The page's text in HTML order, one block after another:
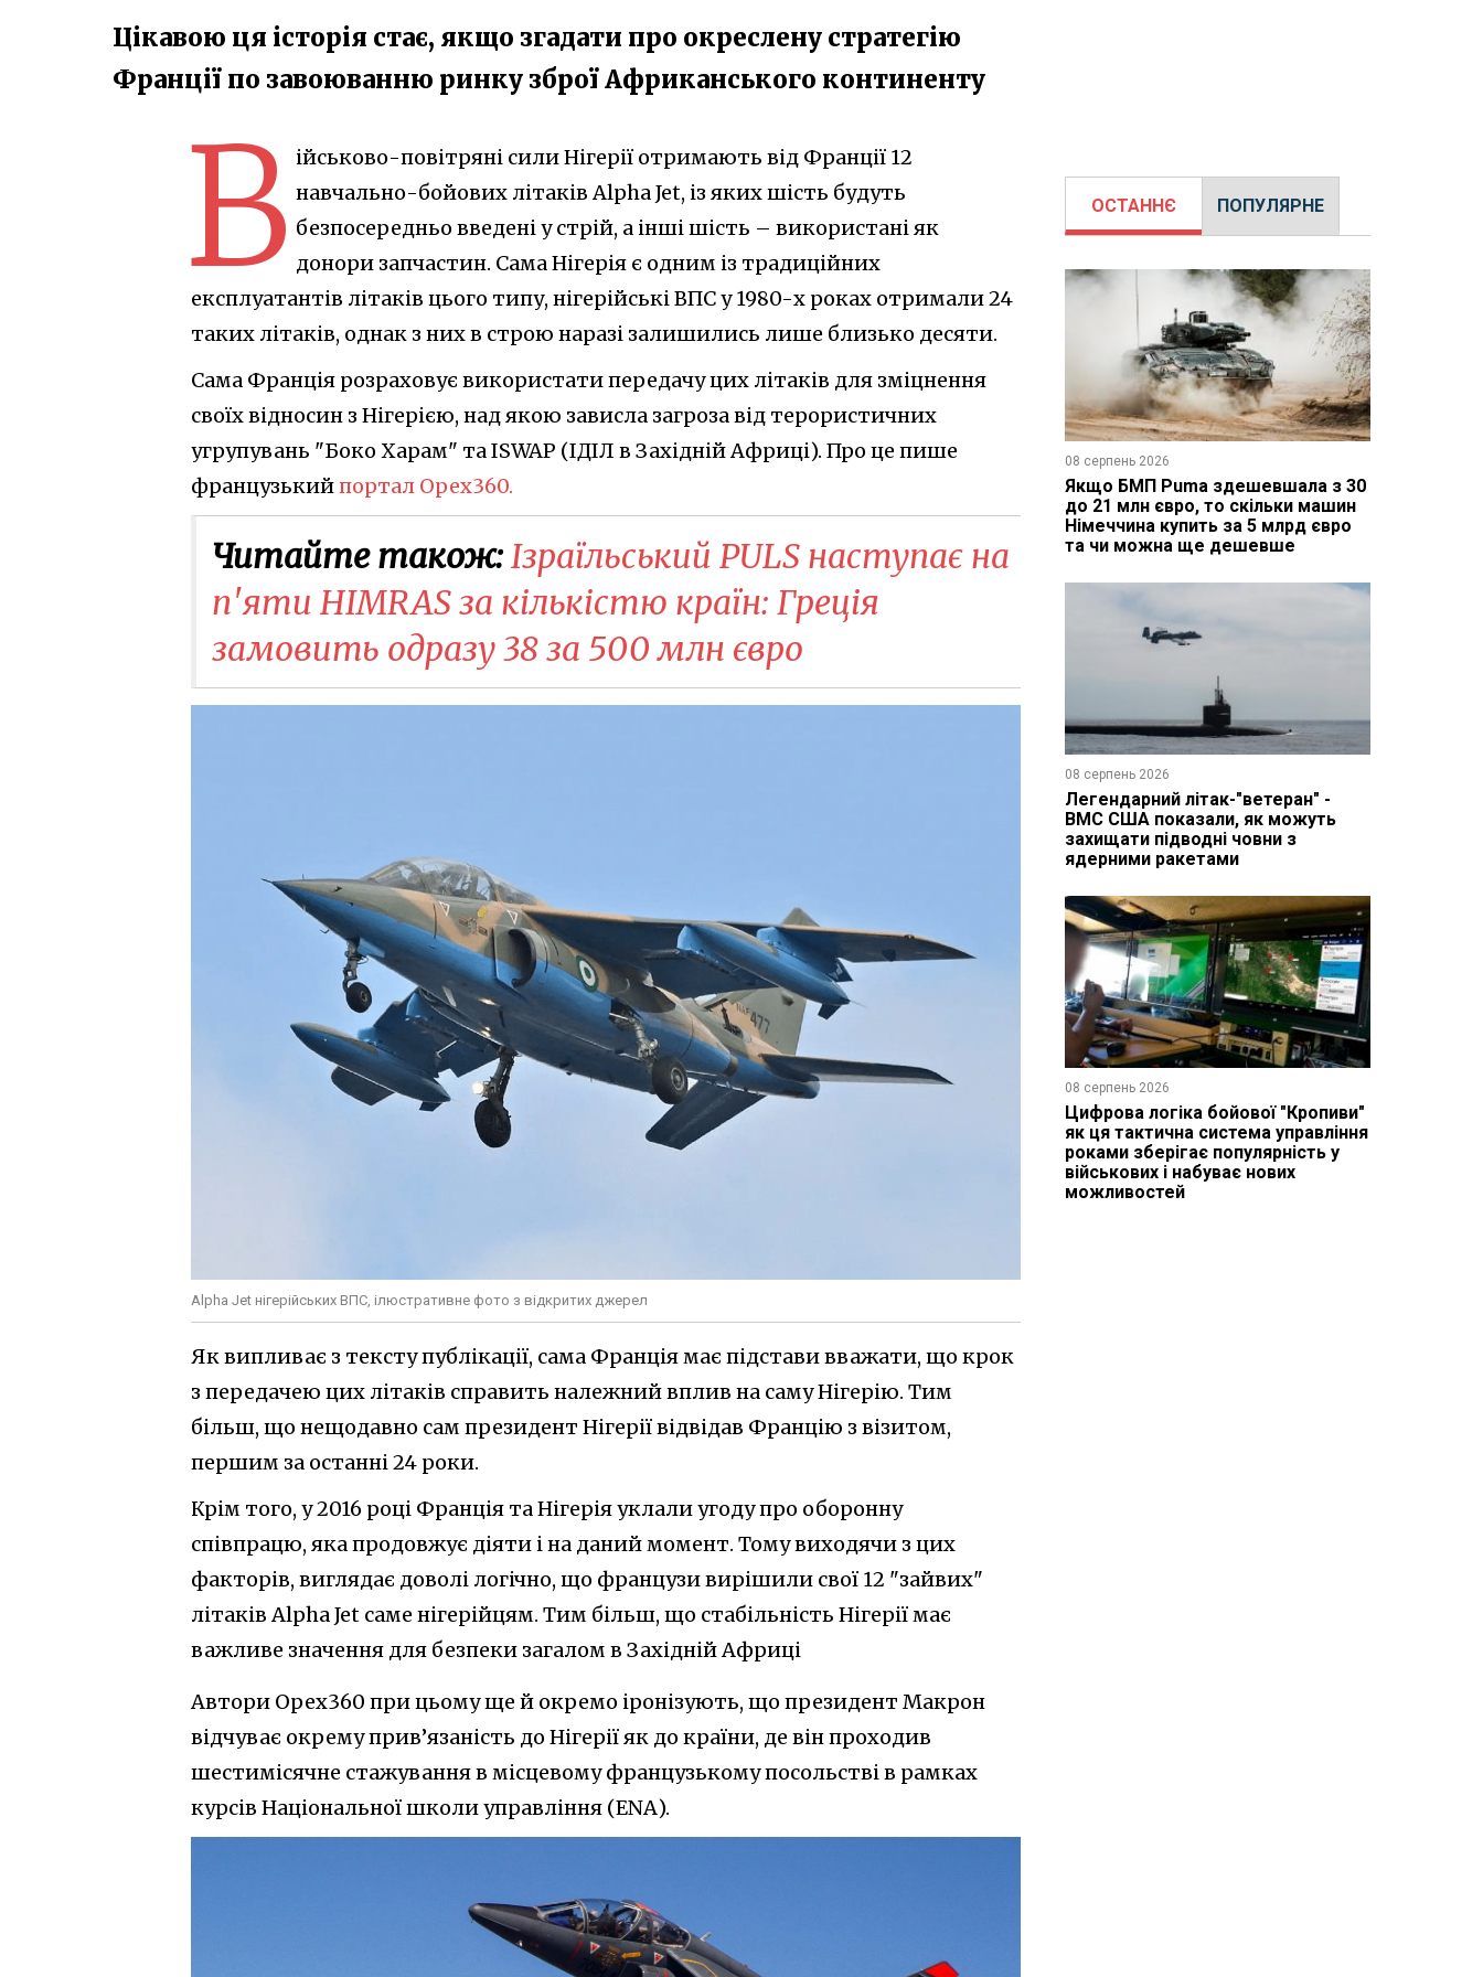
Цікавою ця історія стає, якщо згадати про окреслену стратегію
Франції по завоюванню ринку зброї Африканського континенту
В ійськово-повітряні сили Нігерії отримають від Франції 12
навчально-бойових літаків Alpha Jet, із яких шість будуть
безпосередньо введені у стрій, а інші шість – використані як
донори запчастин. Сама Нігерія є одним із традиційних
експлуатантів літаків цього типу, нігерійські ВПС у 1980-х роках отримали 24
таких літаків, однак з них в строю наразі залишились лише близько десяти.
Сама Франція розраховує використати передачу цих літаків для зміцнення
своїх відносин з Нігерією, над якою зависла загроза від терористичних
угрупувань "Боко Харам" та ISWAP (ІДІЛ в Західній Африці). Про це пише
французькийпортал Opex360.
Читайте також:Ізраїльський PULS наступає на
п'яти HIMRAS за кількістю країн: Греція
замовить одразу 38 за 500 млн євро
Alpha Jet нігерійських ВПС, ілюстративне фото з відкритих джерел
Як випливає з тексту публікації, сама Франція має підстави вважати, що крок
з передачею цих літаків справить належний вплив на саму Нігерію. Тим
більш, що нещодавно сам президент Нігерії відвідав Францію з візитом,
першим за останні 24 роки.
Крім того, у 2016 році Франція та Нігерія уклали угоду про оборонну
співпрацю, яка продовжує діяти і на даний момент. Тому виходячи з цих
факторів, виглядає доволі логічно, що французи вирішили свої 12 "зайвих"
літаків Alpha Jet саме нігерійцям. Тим більш, що стабільність Нігерії має
важливе значення для безпеки загалом в Західній Африці
Автори Opex360 при цьому ще й окремо іронізують, що президент Макрон
відчуває окрему прив’язаність до Нігерії як до країни, де він проходив
шестимісячне стажування в місцевому французькому посольстві в рамках
курсів Національної школи управління (ENA).
ОСТАННЄ ПОПУЛЯРНЕ
08 серпень 2026
Якщо БМП Puma здешевшала з 30
до 21 млн євро, то скільки машин
Німеччина купить за 5 млрд євро
та чи можна ще дешевше
08 серпень 2026
Легендарний літак-"ветеран" -
ВМС США показали, як можуть
захищати підводні човни з
ядерними ракетами
08 серпень 2026
Цифрова логіка бойової "Кропиви"
як ця тактична система управління
роками зберігає популярність у
військових і набуває нових
можливостей